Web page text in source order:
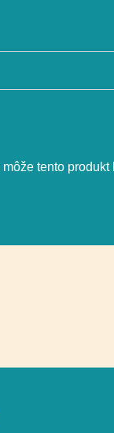
môže tento